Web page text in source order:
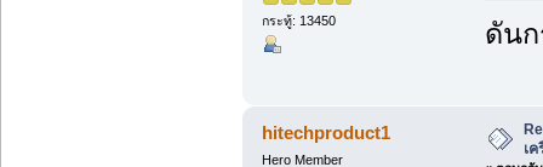
กระทู้: 13450 ดัน
hitechproduct1
Hero Member
เ